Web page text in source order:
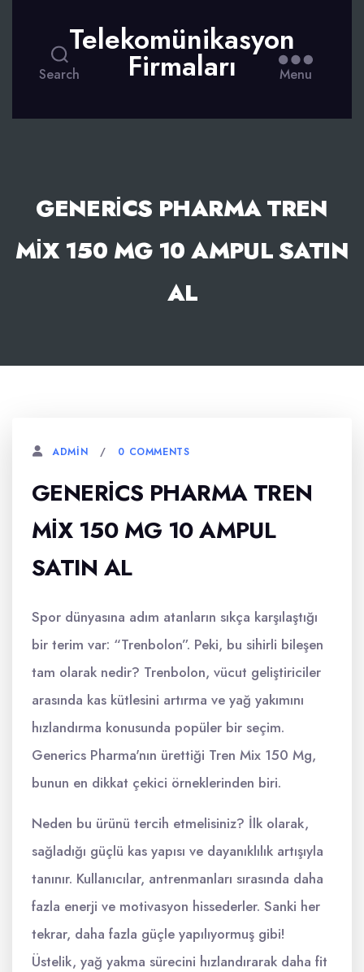
Search
Telekomünikasyon
Firmaları Menu
GENERİCS PHARMA TREN
MİX 150 MG 10 AMPUL SATIN
AL
ADMIN 0 COMMENTS
GENERİCS PHARMA TREN
MİX 150 MG 10 AMPUL
SATIN AL
Spor dünyasına adım atanların sıkça karşılaştığı
bir terim var: “Trenbolon”. Peki, bu sihirli bileşen
tam olarak nedir? Trenbolon, vücut geliştiriciler
arasında kas kütlesini artırma ve yağ yakımını
hızlandırma konusunda popüler bir seçim.
Generics Pharma'nın ürettiği Tren Mix 150 Mg,
bunun en dikkat çekici örneklerinden biri.
Neden bu ürünü tercih etmelisiniz? İlk olarak,
sağladığı güçlü kas yapısı ve dayanıklılık artışıyla
tanınır. Kullanıcılar, antrenmanları sırasında daha
fazla enerji ve motivasyon hissederler. Sanki her
tekrar, daha fazla güçle yapılıyormuş gibi!
Üstelik, yağ yakma sürecini hızlandırarak daha fit